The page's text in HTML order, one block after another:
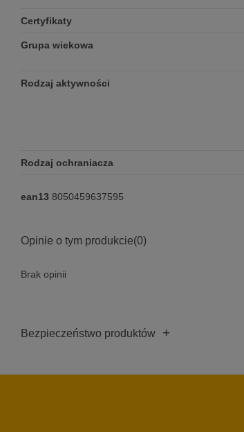
Certyfikaty
Grupa wiekowa
Rodzaj aktywności
Rodzaj ochraniacza
ean13 8050459637595
Opinie o tym produkcie(0)
Brak opinii
Bezpieczeństwo produktów +